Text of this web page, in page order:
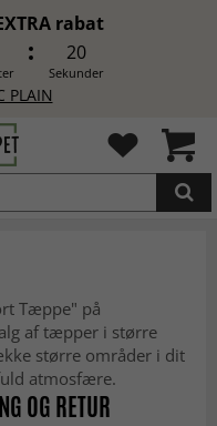
rabat
18
Sekunder
PLAIN
Tæppe" på
af tæpper i større
større områder i dit
atmosfære.
OG RETUR